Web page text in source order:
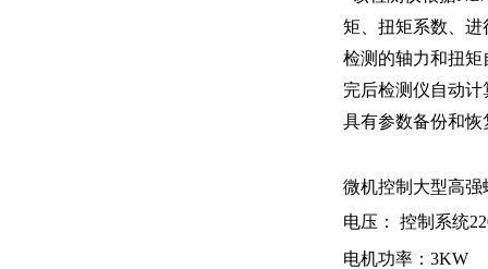
矩、扭矩系数、
检测的轴力和扭
完后检测仪自动计
具有参数备份和
微机控制大型高强
电压 ： 控制系统
电机功率： 3KW